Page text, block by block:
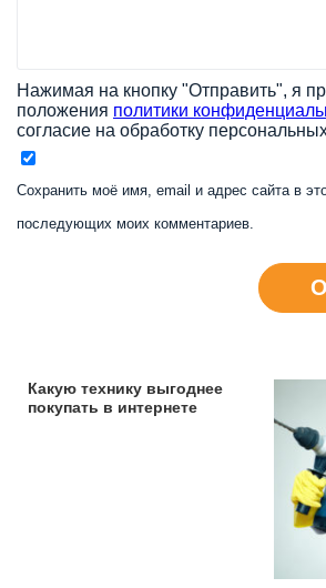
Нажимая на кнопку "Отправить", я
положения политики
согласие на обработку
Сохранить моё имя, email и адрес сайта в
последующих моих комментариев.
Какую технику выгоднее
покупать в интернете